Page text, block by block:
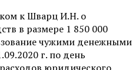
к Шварц И.Н. о
в размере 1 850 000
чужими денежными
г. по день